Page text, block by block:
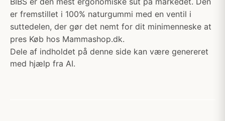
er fremstillet i 100% naturgummi med en ventil i
suttedelen, der gør det nemt for dit minimenneske at
pres Køb hos Mammashop.dk.
Dele af indholdet på denne side kan være genereret
med hjælp fra AI.